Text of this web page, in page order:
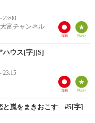
23:00
富チャンネル
ハウス[字][S]
23:15
と嵐をまきおこす #5[字]